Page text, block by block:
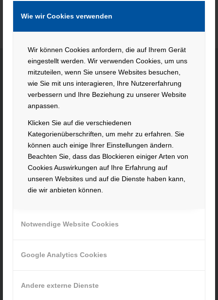
Wie wir Cookies verwenden
Wir können Cookies anfordern, die auf Ihrem Gerät
eingestellt werden. Wir verwenden Cookies, um uns
mitzuteilen, wenn Sie unsere Websites besuchen,
wie Sie mit uns interagieren, Ihre Nutzererfahrung
verbessern und Ihre Beziehung zu unserer Website
anpassen.
Klicken Sie auf die verschiedenen
Kategorienüberschriften, um mehr zu erfahren. Sie
können auch einige Ihrer Einstellungen ändern.
Beachten Sie, dass das Blockieren einiger Arten von
Cookies Auswirkungen auf Ihre Erfahrung auf
unseren Websites und auf die Dienste haben kann,
die wir anbieten können.
Notwendige Website Cookies
Google Analytics Cookies
Andere externe Dienste
KONTAKT
Hacker Feinmechanik GmbH
Im Polder 2 / Neuhausen
94560 Offenberg
Tel. +49 991 99800 – 0
Fax. +49 991 91564
contact@hacker-feinmechanik.de